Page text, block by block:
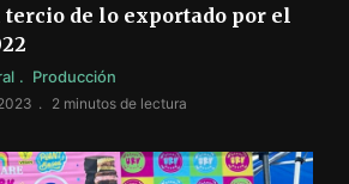
tercio de lo exportado por el
Producción
2 minutos de lectura